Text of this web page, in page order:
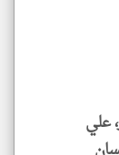
علي